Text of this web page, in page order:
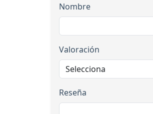
Nombre
Valoración
Reseña